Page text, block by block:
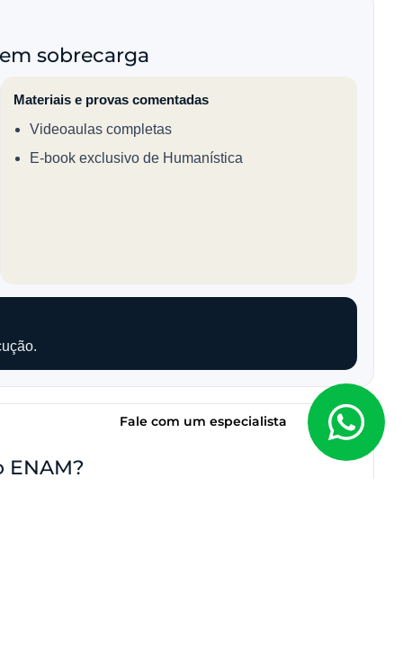
sobrecarga
Materiais e provas comentadas
Videoaulas completas
E-book exclusivo de Humanística
ENAM?
Fale com um especialista